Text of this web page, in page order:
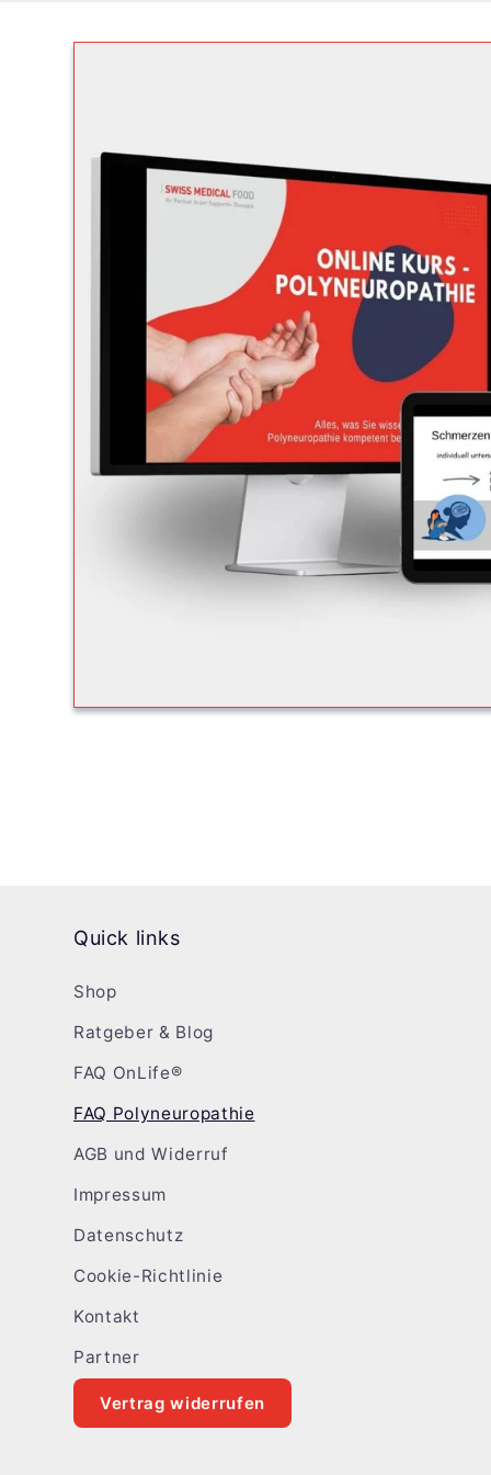
Quick links
Shop
Ratgeber & Blog
FAQ OnLife®
FAQ Polyneuropathie
AGB und Widerruf
Impressum
Datenschutz
Cookie-Richtlinie
Kontakt
Partner
Vertrag widerrufen